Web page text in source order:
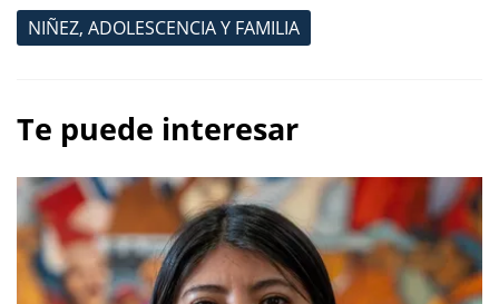
NIÑEZ, ADOLESCENCIA Y FAMILIA
Te puede interesar